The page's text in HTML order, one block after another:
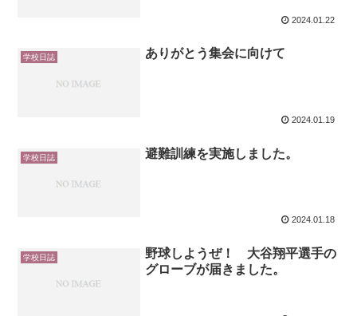
2024.01.22
学校日誌 ありがとう集会に向けて
2024.01.19
学校日誌 避難訓練を実施しました。
2024.01.18
学校日誌
野球しようぜ！ 大谷翔平選手の
グローブが届きました。